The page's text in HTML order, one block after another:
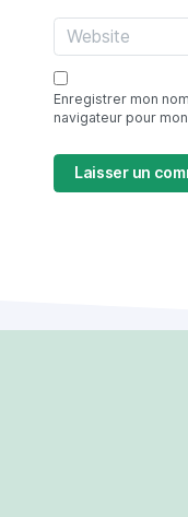
Enregistrer mon
navigateur pour